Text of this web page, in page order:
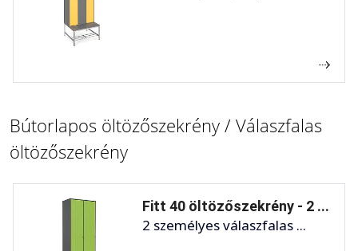
Bútorlapos öltözőszekrény / Válaszfalas
öltözőszekrény
Fitt 40 öltözőszekrény - 2 ...
2 személyes válaszfalas ...